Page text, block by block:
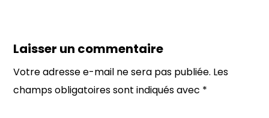
Laisser un commentaire
Votre adresse e-mail ne sera pas publiée. Les
champs obligatoires sont indiqués avec *